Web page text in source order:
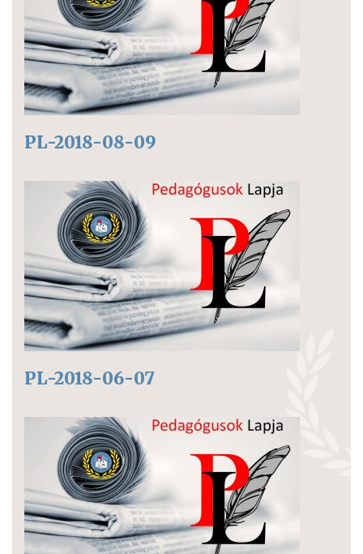
PL-2018-08-09
PL-2018-06-07